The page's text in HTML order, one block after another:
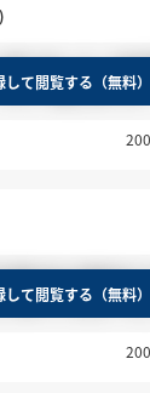
来てました！内
ごく楽しみです
て閲覧する（無料）
通知会の連絡あ
みてくださ～
て閲覧する（無料）